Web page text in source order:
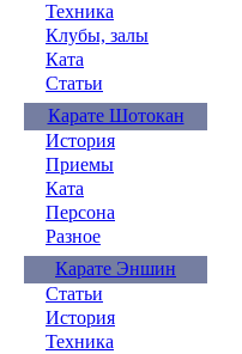
Техника
Клубы, залы
Ката
Статьи
Карате Шотокан
История
Приемы
Ката
Персона
Разное
Карате Эншин
Статьи
История
Техника